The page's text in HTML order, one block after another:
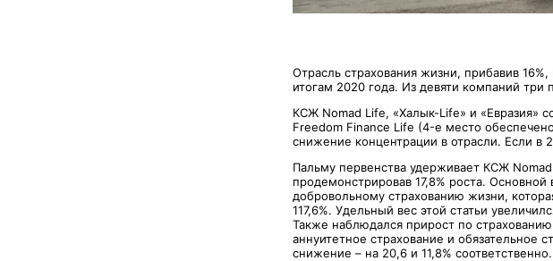
Отрасль страхования жизни, прибавив
итогам 2020 года. Из девяти компаний
КСЖ Nomad Life, «Халык-Life» и «Евразия»
Freedom Finance Life (4-е место
снижение концентрации в отрасли. Если в
Пальму первенства удерживает КСЖ
продемонстрировав 17,8% роста.
добровольному страхованию жизни,
117,6%. Удельный вес этой статьи
Также наблюдался прирост по
аннуитетное страхование и обязательное
снижение – на 20,6 и 11,8% соответственно.